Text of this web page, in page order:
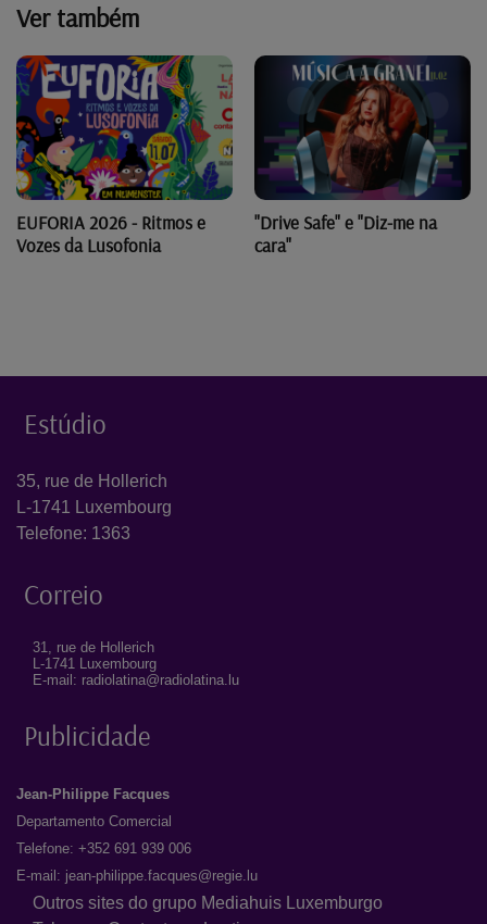
Ver também
EUFORIA 2026 - Ritmos e
Vozes da Lusofonia
"Drive Safe" e "Diz-me na
cara"
Estúdio
35, rue de Hollerich
L-1741 Luxembourg
Telefone: 1363
Correio
31, rue de Hollerich
L-1741 Luxembourg
E-mail: radiolatina@radiolatina.lu
Publicidade
Jean-Philippe Facques
Departamento Comercial
Telefone: +352 691 939 006
E-mail: jean-philippe.facques@regie.lu
Outros sites do grupo Mediahuis Luxemburgo